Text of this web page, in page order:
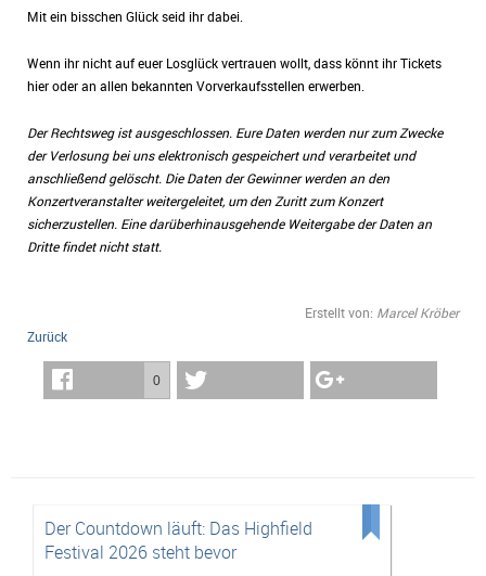
Mit ein bisschen Glück seid ihr dabei.
Wenn ihr nicht auf euer Losglück vertrauen wollt, dass könnt ihr Tickets
hier oder an allen bekannten Vorverkaufsstellen erwerben.
Der Rechtsweg ist ausgeschlossen. Eure Daten werden nur zum Zwecke
der Verlosung bei uns elektronisch gespeichert und verarbeitet und
anschließend gelöscht. Die Daten der Gewinner werden an den
Konzertveranstalter weitergeleitet, um den Zuritt zum Konzert
sicherzustellen. Eine darüberhinausgehende Weitergabe der Daten an
Dritte findet nicht statt.
Erstellt von: Marcel Kröber
Zurück
0
Der Countdown läuft: Das Highfield
Festival 2026 steht bevor